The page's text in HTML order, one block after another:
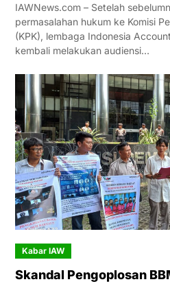
IAWNews.com – Setelah
permasalahan hukum ke Komisi
(KPK), lembaga Indonesia
kembali melakukan audiensi…
Kabar IAW
Skandal Pengoplosan